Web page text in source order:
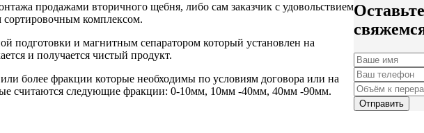
продажами вторичного щебня, либо сам заказчик с удовольствием
сортировочным комплексом.
подготовки и магнитным сепаратором который установлен на
и получается чистый продукт.
более фракции которые необходимы по условиям договора или на
считаются следующие фракции: 0-10мм, 10мм -40мм, 40мм -90мм.